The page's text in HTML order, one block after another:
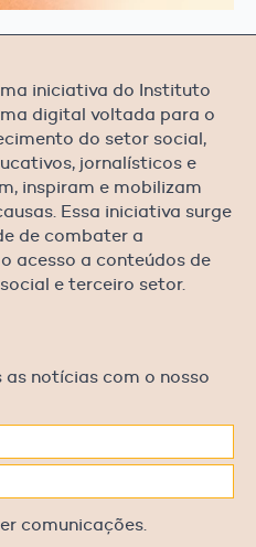
iniciativa do Instituto
digital voltada para o
do setor social,
jornalísticos e
inspiram e mobilizam
Essa iniciativa surge
de combater a
acesso a conteúdos de
e terceiro setor.
notícias com o nosso
comunicações.